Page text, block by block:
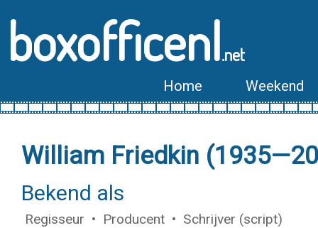
boxofficenl.net
Home Weekend
William Friedkin
Bekend als
Regisseur • Producent • Schrijver (script)